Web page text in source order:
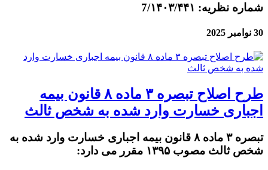
شماره نظریه: 7/۱۴۰۳/۴۴۱
30 نوامبر 2025
طرح اصلاح تبصره ۳ ماده ۸ قانون بیمه
اجباری خسارت وارد شده به شخص ثالث
تبصره ۳ ماده ۸ قانون بیمه اجباری خسارت وارد شده به
شخص ثالث مصوب ۱۳۹۵ مقرر می دارد: